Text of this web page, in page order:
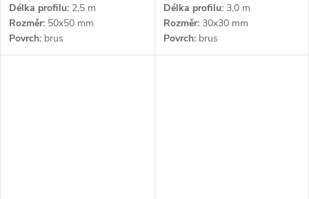
Délka profilu 2,5 m
Rozměr 50x50 mm
Povrch brus
Délka profilu3,0 m
Rozměr30x30 mm
Povrchbrus